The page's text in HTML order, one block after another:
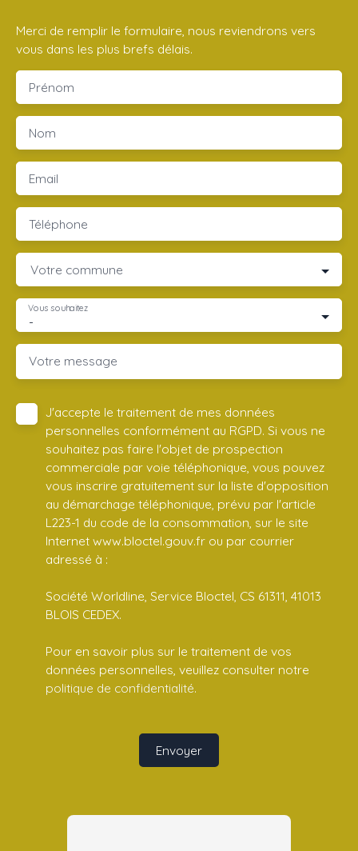
Merci de remplir le formulaire, nous reviendrons vers
vous dans les plus brefs délais.
Prénom
Nom
Email
Téléphone
Votre commune
-
Vous souhaitez
Votre message
J'accepte le traitement de mes données
personnelles conformément au RGPD. Si vous ne
souhaitez pas faire l'objet de prospection
commerciale par voie téléphonique, vous pouvez
vous inscrire gratuitement sur la liste d'opposition
au démarchage téléphonique, prévu par l'article
L223-1 du code de la consommation, sur le site
Internet www.bloctel.gouv.fr ou par courrier
adressé à :
Société Worldline, Service Bloctel, CS 61311, 41013
BLOIS CEDEX.
Pour en savoir plus sur le traitement de vos
données personnelles, veuillez consulter notre
politique de confidentialité.
Envoyer